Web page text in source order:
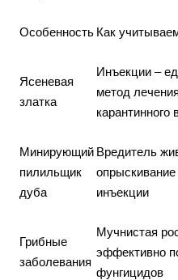
Особенность Как
Ясеневая
златка
Инъекции –
метод
карантинного
Минирующий
пилильщик
дуба
Вредитель
инъекции
Грибные
заболевания
Мучнистая
эффективно
фунгицидов